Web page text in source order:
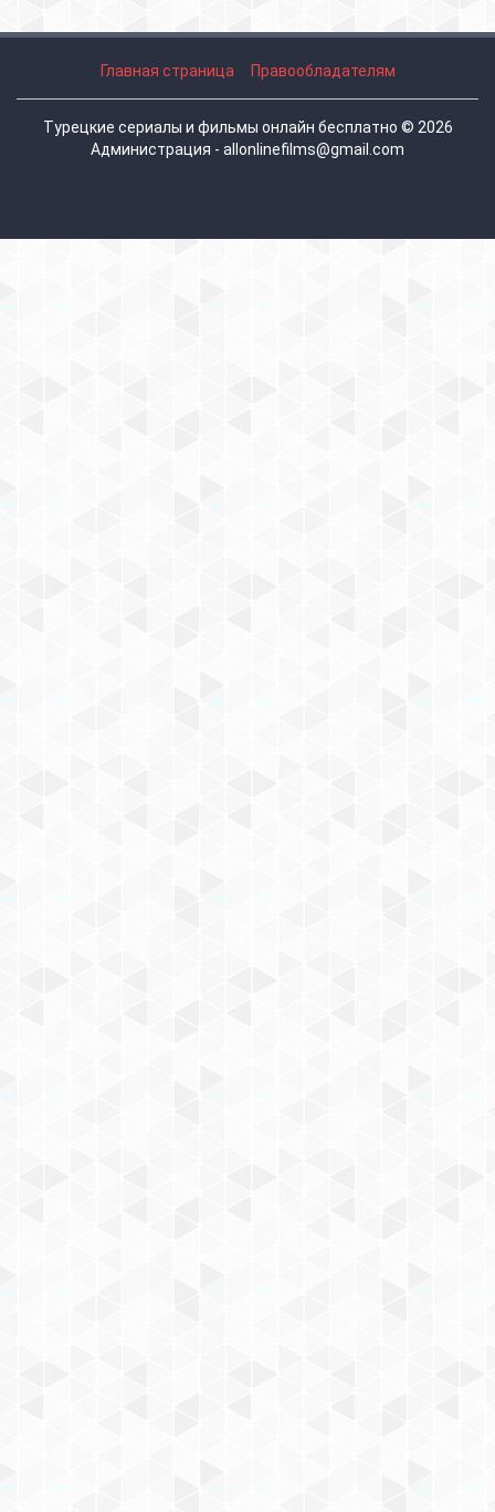
Главная страница Правообладателям
Турецкие сериалы и фильмы онлайн бесплатно © 2026
Администрация - allonlinefilms@gmail.com